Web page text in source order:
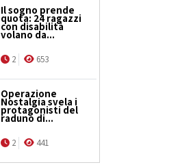
Il sogno prende
quota: 24 ragazzi
con disabilità
volano da...
2 653
Operazione
Nostalgia svela i
protagonisti del
raduno di...
2 441